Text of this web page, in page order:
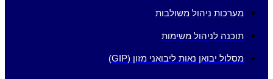
מערכות ניהול משולבות
תוכנה לניהול משימות
מסלול יבואן נאות ליבואני מזון (GIP)